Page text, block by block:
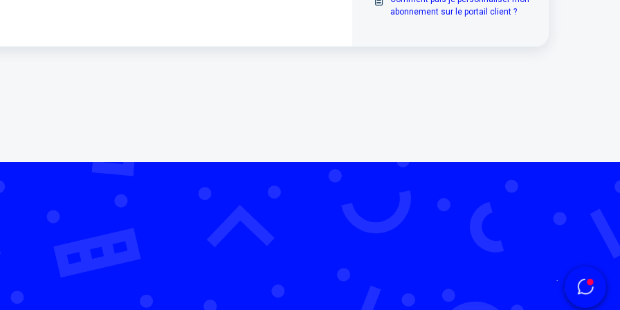
abonnement sur le portail client ?